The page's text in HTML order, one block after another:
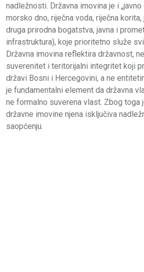
nadležnosti. Državna imovina je i
morsko dno, riječna voda, riječna
druga prirodna bogatstva, javna i
infrastruktura), koje prioritetno služe
Državna imovina reflektira državnost,
suverenitet i teritorijalni integritet koji
državi Bosni i Hercegovini, a ne
je fundamentalni element da državna
ne formalno suverena vlast. Zbog toga
državne imovine njena isključiva
saopćenju.